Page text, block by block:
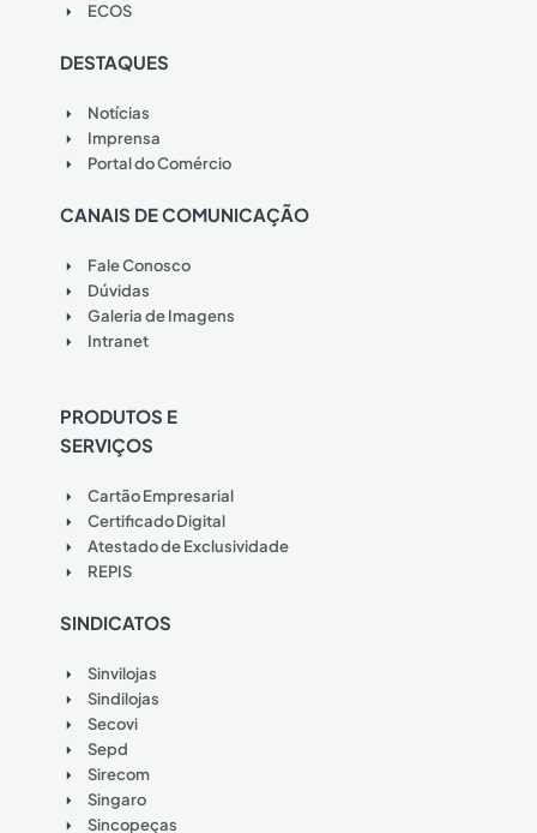
ECOS
DESTAQUES
Notícias
Imprensa
Portal do Comércio
CANAIS DE COMUNICAÇÃO
Fale Conosco
Dúvidas
Galeria de Imagens
Intranet
PRODUTOS E
SERVIÇOS
Cartão Empresarial
Certificado Digital
Atestado de Exclusividade
REPIS
SINDICATOS
Sinvilojas
Sindilojas
Secovi
Sepd
Sirecom
Singaro
Sincopeças